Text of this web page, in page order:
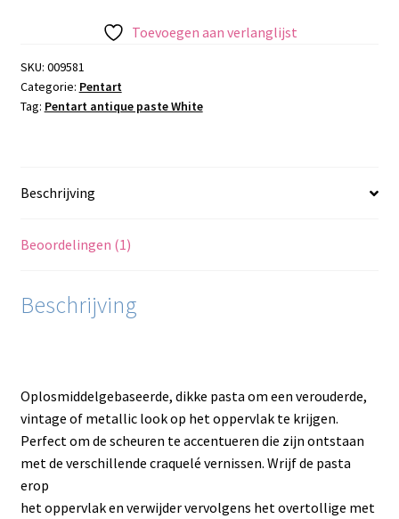
Toevoegen aan verlanglijst
SKU: 009581
Categorie: Pentart
Tag: Pentart antique paste White
Beschrijving
Beoordelingen (1)
Beschrijving
Oplosmiddelgebaseerde, dikke pasta om een ​​verouderde,
vintage of metallic look op het oppervlak te krijgen.
Perfect om de scheuren te accentueren die zijn ontstaan ​​
met de verschillende craquelé vernissen. Wrijf de pasta
erop
het oppervlak en verwijder vervolgens het overtollige met